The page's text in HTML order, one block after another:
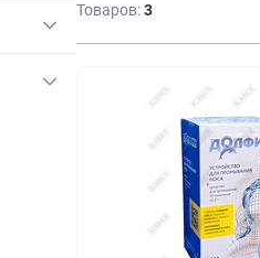
Товаров:3